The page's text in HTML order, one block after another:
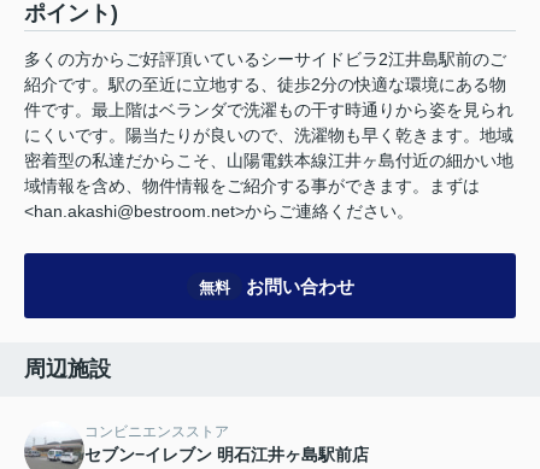
ポイント)
多くの方からご好評頂いているシーサイドビラ2江井島駅前のご
紹介です。駅の至近に立地する、徒歩2分の快適な環境にある物
件です。最上階はベランダで洗濯もの干す時通りから姿を見られ
にくいです。陽当たりが良いので、洗濯物も早く乾きます。地域
密着型の私達だからこそ、山陽電鉄本線江井ヶ島付近の細かい地
域情報を含め、物件情報をご紹介する事ができます。まずは
<han.akashi@bestroom.net>からご連絡ください。
無料 お問い合わせ
周辺施設
コンビニエンスストア
セブン−イレブン 明石江井ヶ島駅前店